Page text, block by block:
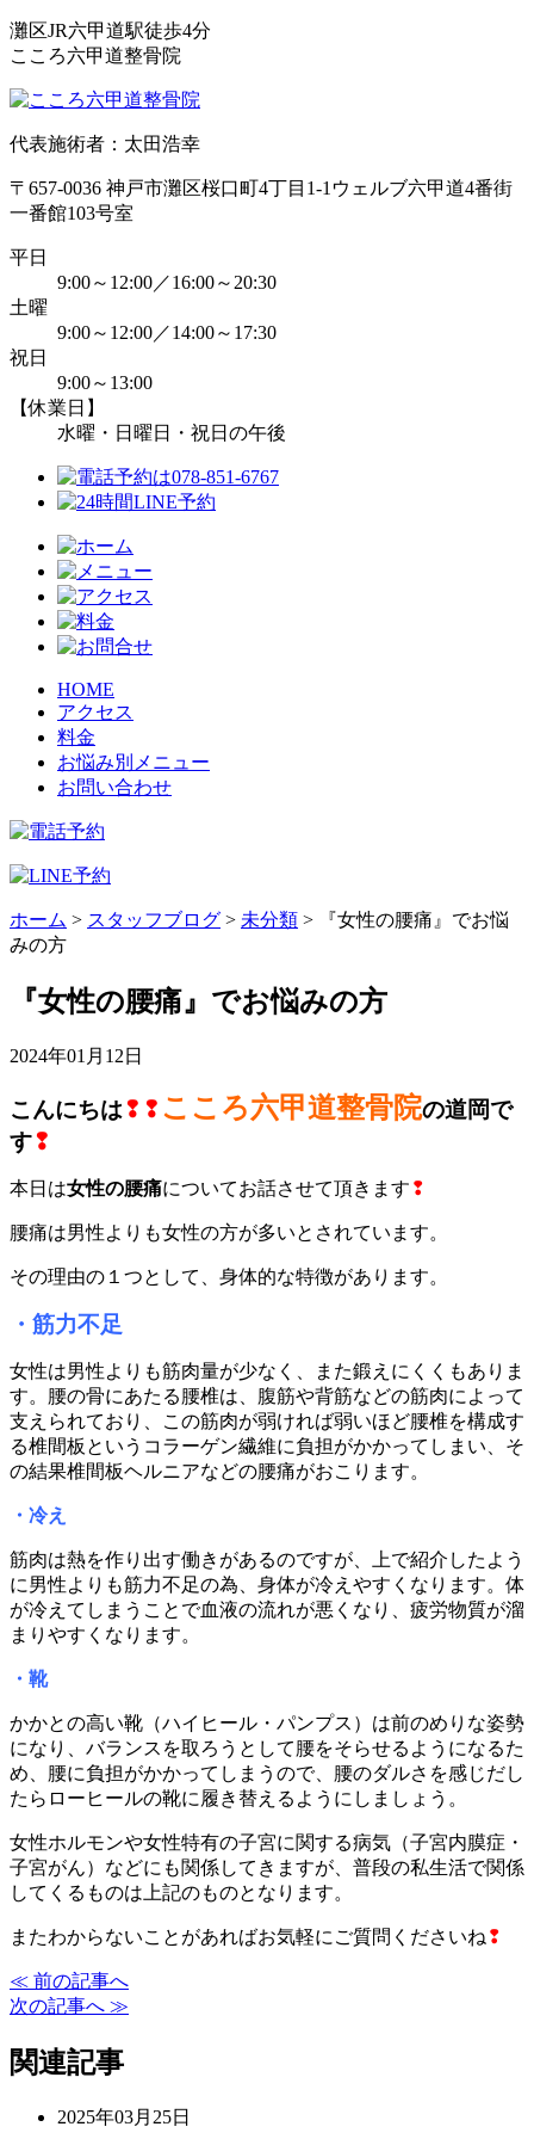
灘区JR六甲道駅徒歩4分
こころ六甲道整骨院
代表施術者：太田浩幸
〒657-0036 神戸市灘区桜口町4丁目1-1ウェルブ六甲道4番街
一番館103号室
平日
9:00～12:00／16:00～20:30
土曜
9:00～12:00／14:00～17:30
祝日
9:00～13:00
【休業日】
水曜・日曜日・祝日の午後
HOME
アクセス
料金
お悩み別メニュー
お問い合わせ
ホーム > スタッフブログ > 未分類 >
『女性の腰痛』でお悩
みの方
『女性の腰痛』でお悩みの方
2024年01月12日
こんにちは❢❢ こころ六甲道整骨院の道岡で
す❢
本日は女性の腰痛についてお話させて頂きます ❢
腰痛は男性よりも女性の方が多いとされています。
その理由の１つとして、身体的な特徴があります。
・筋力不足
女性は男性よりも筋肉量が少なく、また鍛えにくくもありま
す。腰の骨にあたる腰椎は、腹筋や背筋などの筋肉によって
支えられており、この筋肉が弱ければ弱いほど腰椎を構成す
る椎間板というコラーゲン繊維に負担がかかってしまい、そ
の結果椎間板ヘルニアなどの腰痛がおこります。
・冷え
筋肉は熱を作り出す働きがあるのですが、上で紹介したよう
に男性よりも筋力不足の為、身体が冷えやすくなります。体
が冷えてしまうことで血液の流れが悪くなり、疲労物質が溜
まりやすくなります。
・靴
かかとの高い靴（ハイヒール・パンプス）は前のめりな姿勢
になり、バランスを取ろうとして腰をそらせるようになるた
め、腰に負担がかかってしまうので、腰のダルさを感じだし
たらローヒールの靴に履き替えるようにしましょう。
女性ホルモンや女性特有の子宮に関する病気（子宮内膜症・
子宮がん）などにも関係してきますが、普段の私生活で関係
してくるものは上記のものとなります。
またわからないことがあればお気軽にご質問くださいね ❢
≪ 前の記事へ
次の記事へ ≫
関連記事
2025年03月25日